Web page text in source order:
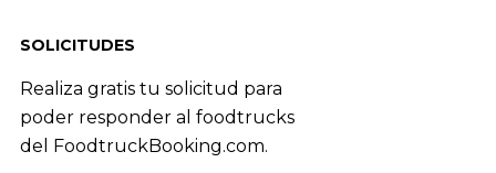
SOLICITUDES
Realiza gratis tu solicitud para
poder responder al foodtrucks
del FoodtruckBooking.com.